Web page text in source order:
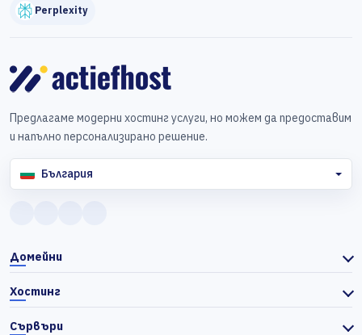
Perplexity
Предлагаме модерни хостинг услуги, но можем да предоставим
и напълно персонализирано решение.
България
Домейни
Хостинг
Сървъри